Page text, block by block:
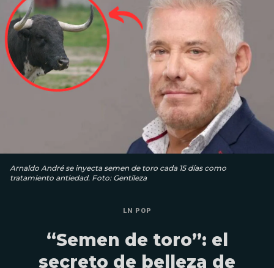
Arnaldo André se inyecta semen de toro cada 15 días como
tratamiento antiedad. Foto: Gentileza
LN POP
“Semen de toro”: el
secreto de belleza de